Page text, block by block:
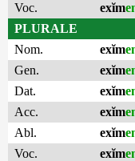
Voc.
exĭm
PLURALE
Nom.
exĭm
Gen.
exĭm
Dat.
exĭm
Acc.
exĭm
Abl.
exĭm
Voc.
exĭm